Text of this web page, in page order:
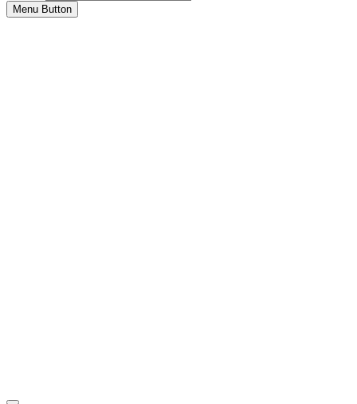
Menu Button